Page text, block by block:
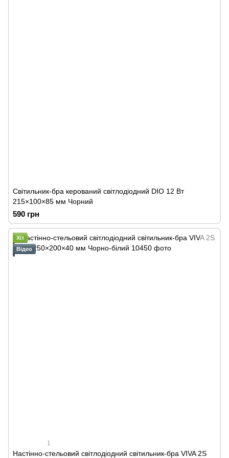
Світильник-бра керований світлодіодний DIO 12 Вт
215×100×85 мм Чорний
590 грн
Хіт
Відео
1
Настінно-стельовий світлодіодний світильник-бра VIVA 2S